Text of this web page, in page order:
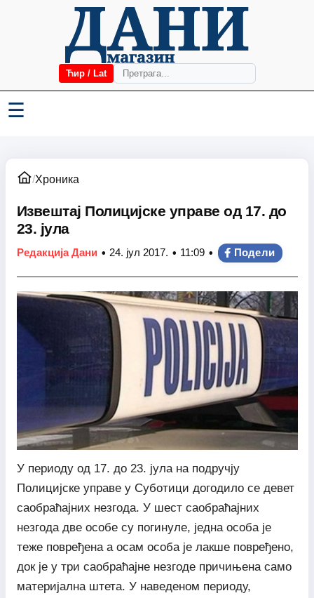
Ћир / Lat
☰
/Хроника
Извештај Полицијске управе од 17. до
23. јула
Редакција Дани • 24. јул 2017. • 11:09 • Подели
У периоду од 17. до 23. јула на подручју
Полицијске управе у Суботици догодило се девет
саобраћајних незгода. У шест саобраћајних
незгода две особе су погинуле, једна особа је
теже повређена а осам особа је лакше повређено,
док је у три саобраћајне незгоде причињена само
материјална штета. У наведеном периоду,